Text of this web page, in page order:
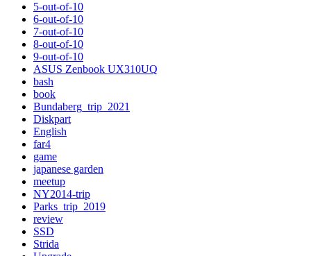
5-out-of-10
6-out-of-10
7-out-of-10
8-out-of-10
9-out-of-10
ASUS Zenbook UX310UQ
bash
book
Bundaberg_trip_2021
Diskpart
English
far4
game
japanese garden
meetup
NY2014-trip
Parks_trip_2019
review
SSD
Strida